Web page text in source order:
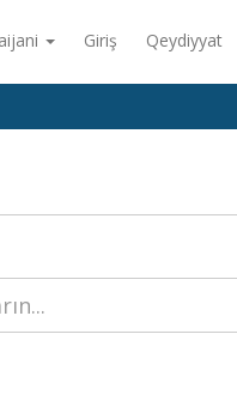
Giriş Qeydiyyat